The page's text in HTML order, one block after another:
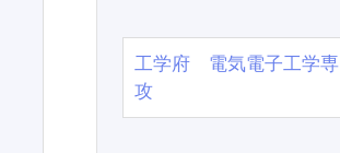
工学府 電気電子工学専
攻